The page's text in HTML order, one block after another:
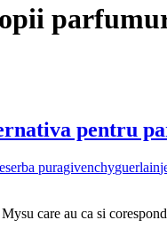
pentru
erba puragivenchyguerlain
care au ca si